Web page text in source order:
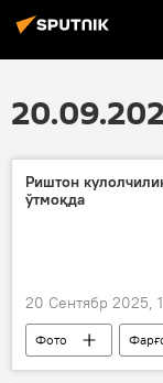
Риштон
ўтмоқда
20 Сентябр 2025,
Фото
Фарғона вилояти